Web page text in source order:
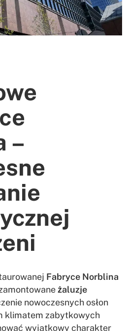
–
Fabryce Norblina
żaluzje
nowoczesnych osłon
klimatem zabytkowych
wyjątkowy charakter